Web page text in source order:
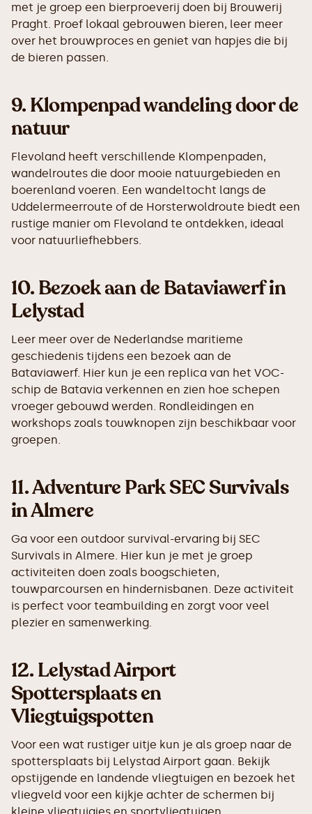
met je groep een bierproeverij doen bij Brouwerij
Praght. Proef lokaal gebrouwen bieren, leer meer
over het brouwproces en geniet van hapjes die bij
de bieren passen.
9.Klompenpad wandeling door de
natuur
Flevoland heeft verschillende Klompenpaden,
wandelroutes die door mooie natuurgebieden en
boerenland voeren. Een wandeltocht langs de
Uddelermeerroute of de Horsterwoldroute biedt een
rustige manier om Flevoland te ontdekken, ideaal
voor natuurliefhebbers.
10.Bezoek aan de Bataviawerf in
Lelystad
Leer meer over de Nederlandse maritieme
geschiedenis tijdens een bezoek aan de
Bataviawerf. Hier kun je een replica van het VOC-
schip de Batavia verkennen en zien hoe schepen
vroeger gebouwd werden. Rondleidingen en
workshops zoals touwknopen zijn beschikbaar voor
groepen.
11.Adventure Park SEC Survivals
in Almere
Ga voor een outdoor survival-ervaring bij SEC
Survivals in Almere. Hier kun je met je groep
activiteiten doen zoals boogschieten,
touwparcoursen en hindernisbanen. Deze activiteit
is perfect voor teambuilding en zorgt voor veel
plezier en samenwerking.
12.Lelystad Airport
Spottersplaats en
Vliegtuigspotten
Voor een wat rustiger uitje kun je als groep naar de
spottersplaats bij Lelystad Airport gaan. Bekijk
opstijgende en landende vliegtuigen en bezoek het
vliegveld voor een kijkje achter de schermen bij